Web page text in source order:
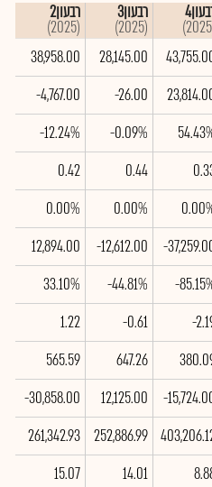
רבעון3
(2025)
רבעון2
(2025)
28,145.00
38,958.00
-26.00
-4,767.00
-0.09%
-12.24%
0.44
0.42
0.00%
0.00%
-
-12,612.00
12,894.00
-
-44.81%
33.10%
-
-0.61
1.22
647.26
565.59
-
12,125.00
-30,858.00
252,886.99
261,342.93
14.01
15.07